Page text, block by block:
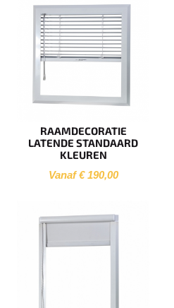
RAAMDECORATIE
LATENDE STANDAARD
KLEUREN
Vanaf € 190,00